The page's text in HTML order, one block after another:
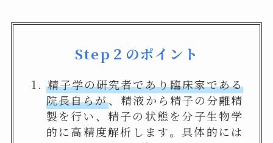
Step２のポイント
精子学の研究者であり臨床家である
院長自らが、精液から精子の分離精
製を行い、精子の状態を分子生物学
的に高精度解析します。具体的には